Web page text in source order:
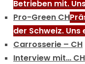
Betrieben mit.
Pro-Green CH
der Schweiz.
Carrosserie – CH
Interview mit… CH